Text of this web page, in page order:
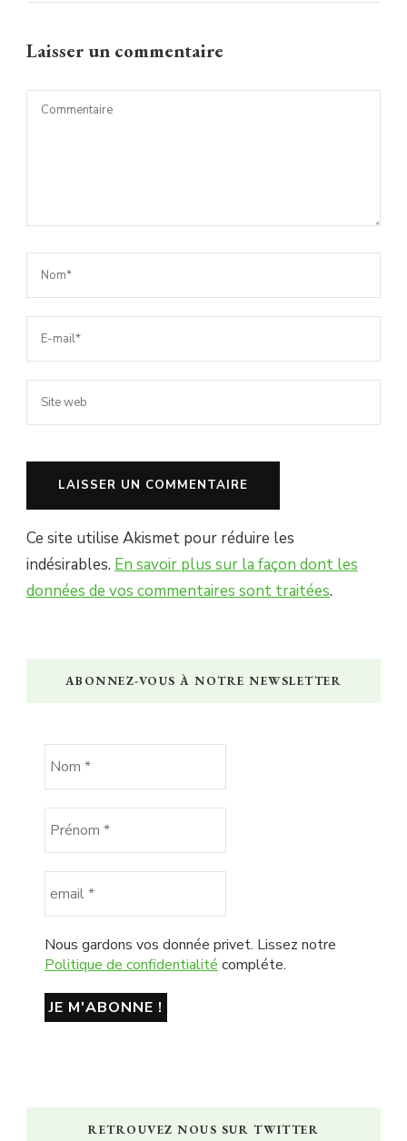
Laisser un commentaire
Ce site utilise Akismet pour réduire les
indésirables. En savoir plus sur la façon dont les
données de vos commentaires sont traitées.
ABONNEZ-VOUS À NOTRE NEWSLETTER
Nous gardons vos donnée privet. Lissez notre
Politique de confidentialité compléte.
RETROUVEZ NOUS SUR TWITTER